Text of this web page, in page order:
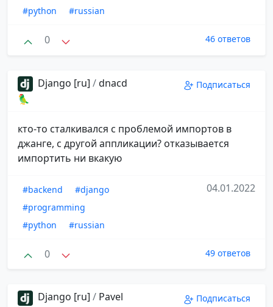
#python
#russian
0 46 ответов
Django [ru] /dnacd
🦜
Подписаться
кто-то сталкивался с проблемой импортов в
джанге, с другой аппликации? отказывается
импортить ни вкакую
#backend
#django
#programming
#python
#russian
04.01.2022
0 49 ответов
Django [ru] / Pavel
Подписаться